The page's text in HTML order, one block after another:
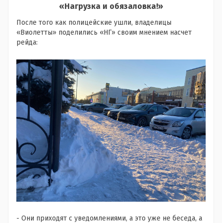
«Нагрузка и обязаловка!»
После того как полицейские ушли, владелицы
«Виолетты» поделились «НГ» своим мнением насчет
рейда:
- Они приходят с уведомлениями, а это уже не беседа, а